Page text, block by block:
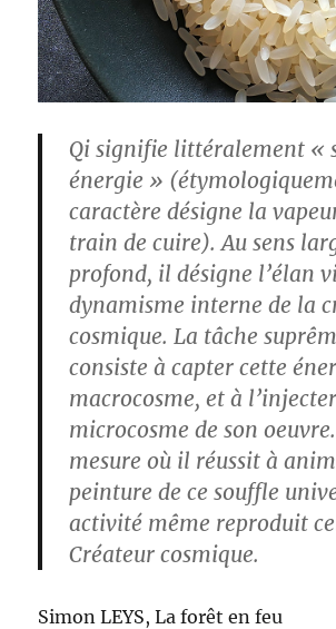
Qi signifie littéralement «
énergie »
caractère désigne la
train de cuire). Au sens
profond, il désigne l’élan
dynamisme interne de la
cosmique. La tâche
consiste à capter cette
macrocosme, et à
microcosme de son
mesure où il réussit à
peinture de ce souffle
activité même reproduit
Créateur cosmique.
Simon LEYS, La forêt en feu